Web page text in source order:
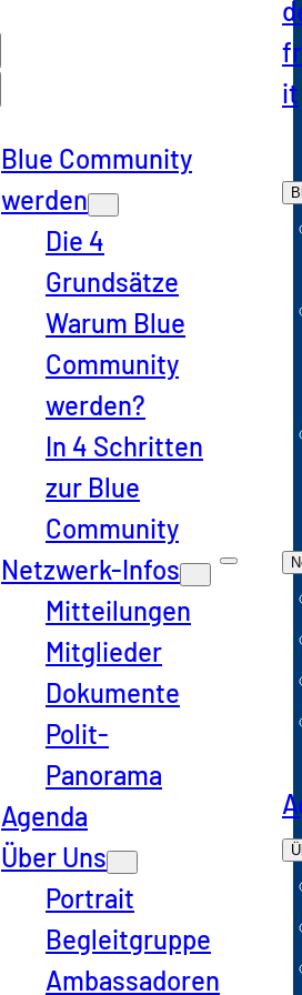
Blue Community
werden
Die 4
Grundsätze
Warum Blue
Community
werden?
In 4 Schritten
zur Blue
Community
Netzwerk-Infos
Mitteilungen
Mitglieder
Dokumente
Polit-
Panorama
Agenda
Über Uns
Portrait
Begleitgruppe
Ambassadoren
fr
it